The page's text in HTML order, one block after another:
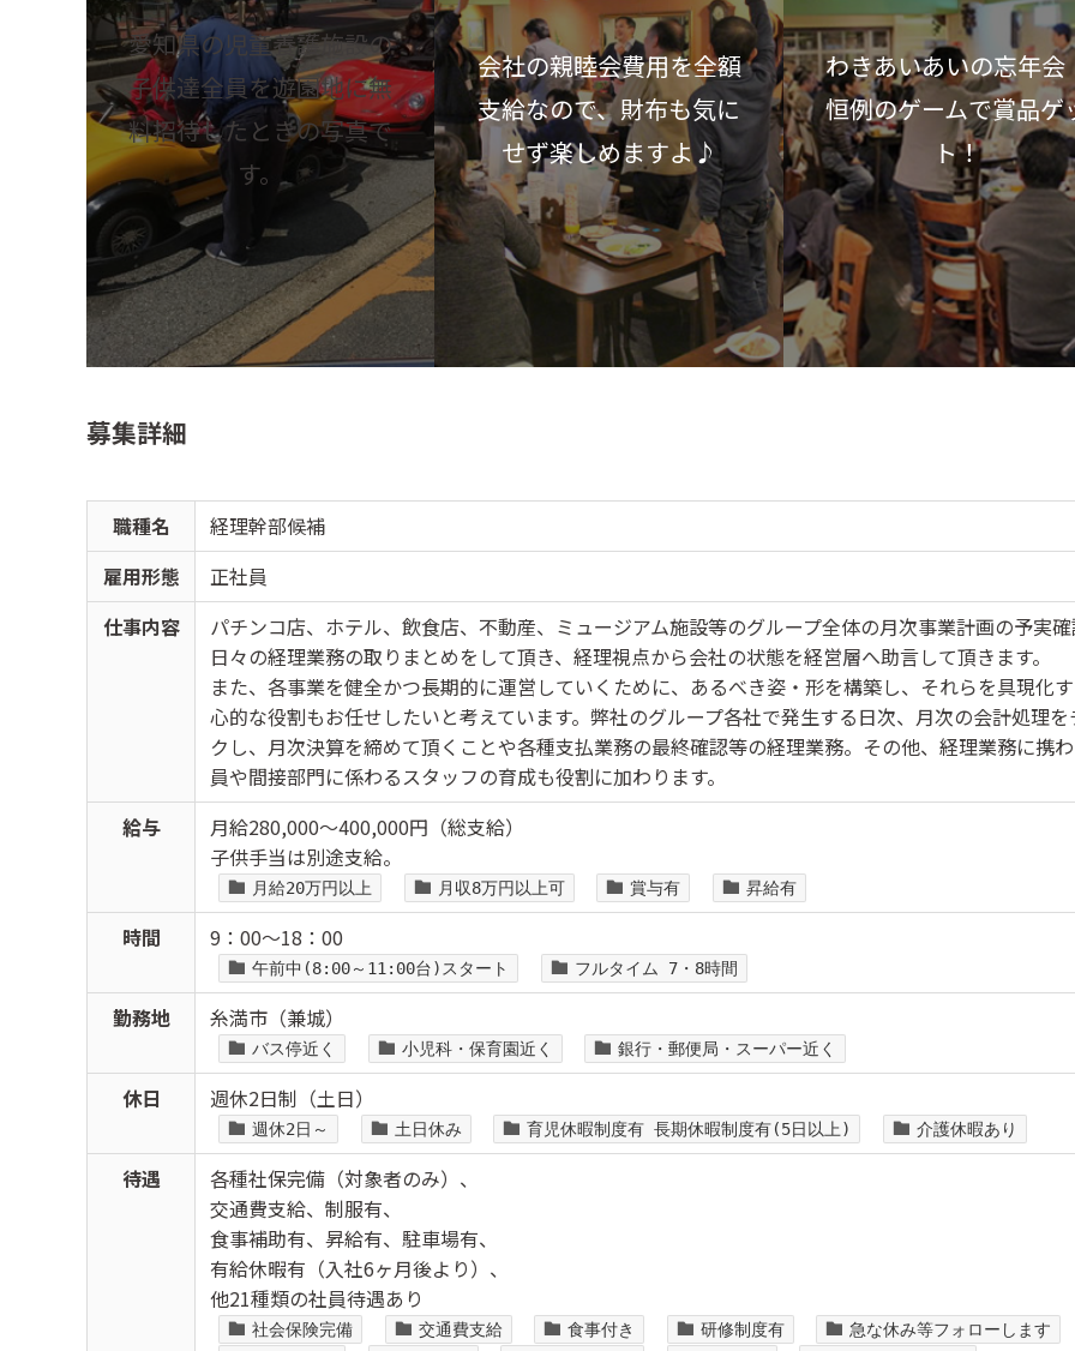
愛知県の児童養護施設の
子供達全員を遊園地に無
料招待したときの写真で
す。
会社の親睦会費用を全額
支給なので、財布も気に
せず楽しめますよ♪
わきあいあいの忘年会
恒例のゲームで賞品ゲ
ト！
募集詳細
職種名
経理幹部候補
雇用形態
正社員
仕事内容
パチンコ店、ホテル、飲食店、不動産、ミュージアム施設等のグループ全体の月次事業計画の予実
日々の経理業務の取りまとめをして頂き、経理視点から会社の状態を経営層へ助言して頂きます。
また、各事業を健全かつ長期的に運営していくために、あるべき姿・形を構築し、それらを具現化
心的な役割もお任せしたいと考えています。弊社のグループ各社で発生する日次、月次の会計処理
クし、月次決算を締めて頂くことや各種支払業務の最終確認等の経理業務。その他、経理業務に携
員や間接部門に係わるスタッフの育成も役割に加わります。
給与
月給280,000～400,000円（総支給）
子供手当は別途支給。
月給20万円以上 月収8万円以上可 賞与有 昇給有
時間 9：00～18：00
午前中(8:00～11:00台)スタート フルタイム 7・8時間
勤務地 糸満市（兼城）
バス停近く 小児科・保育園近く 銀行・郵便局・スーパー近く
休日 週休2日制（土日）
週休2日～ 土日休み 育児休暇制度有 長期休暇制度有(5日以上) 介護休暇あり
待遇
各種社保完備（対象者のみ）、
交通費支給、制服有、
食事補助有、昇給有、駐車場有、
有給休暇有（入社6ヶ月後より）、
他21種類の社員待遇あり
社会保険完備 交通費支給 食事付き 研修制度有
急な休み等フォローします